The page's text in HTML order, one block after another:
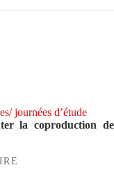
journées d’étude
la coproduction de